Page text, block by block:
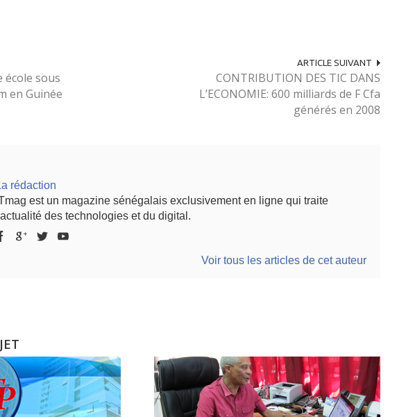
école sous
en Guinée
ARTICLE SUIVANT
CONTRIBUTION DES TIC DANS
L’ECONOMIE: 600 milliards de F Cfa
générés en 2008
rédaction
est un magazine sénégalais exclusivement en ligne qui traite
des technologies et du digital.
Voir tous les articles de cet auteur